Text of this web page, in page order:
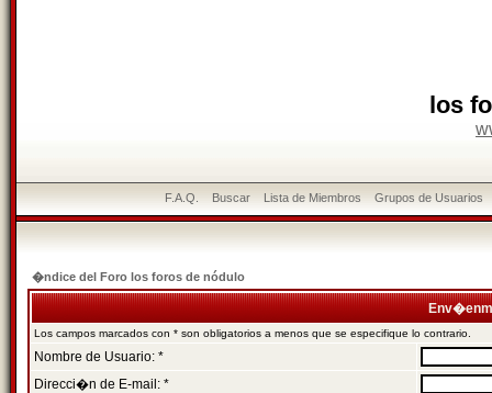
los
F.A.Q. Buscar Lista de Miembros Grupos de Usuarios
�ndice del Foro los foros de nódulo
Los campos marcados con * son obligatorios a menos que se especifique lo contrario.
Nombre de Usuario: *
Direcci�n de E-mail: *